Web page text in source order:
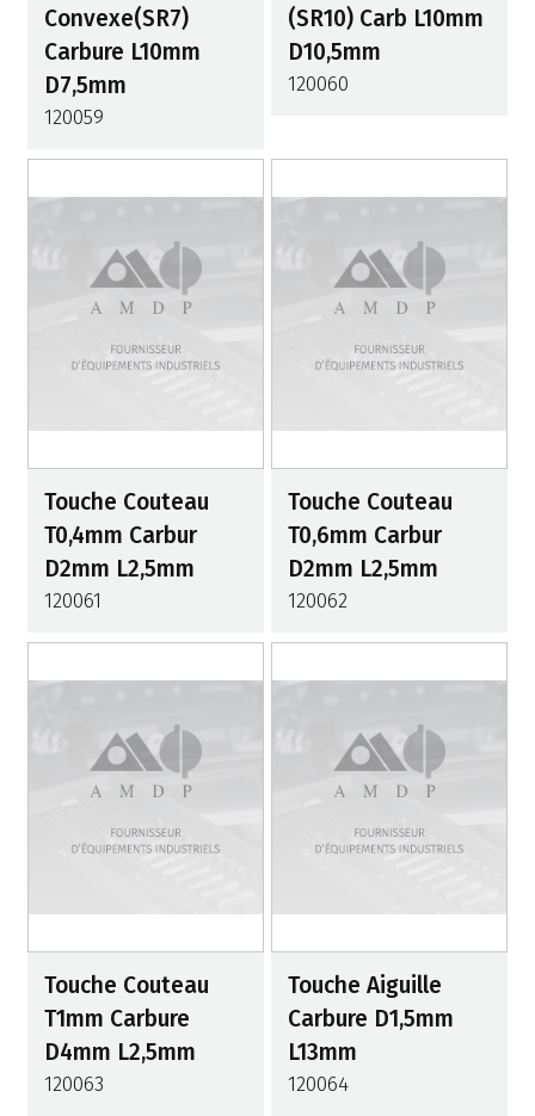
Convexe(SR7)
Carbure L10mm
D7,5mm
120059
(SR10) Carb L10mm
D10,5mm
120060
Touche Couteau
T0,4mm Carbur
D2mm L2,5mm
120061
Touche Couteau
T0,6mm Carbur
D2mm L2,5mm
120062
Touche Couteau
T1mm Carbure
D4mm L2,5mm
120063
Touche Aiguille
Carbure D1,5mm
L13mm
120064